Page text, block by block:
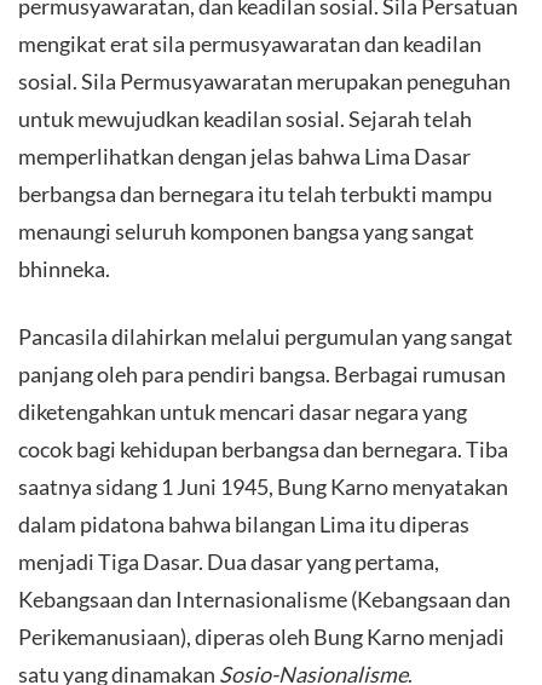
permusyawaratan, dan keadilan sosial. Sila Persatuan
mengikat erat sila permusyawaratan dan keadilan
sosial. Sila Permusyawaratan merupakan peneguhan
untuk mewujudkan keadilan sosial. Sejarah telah
memperlihatkan dengan jelas bahwa Lima Dasar
berbangsa dan bernegara itu telah terbukti mampu
menaungi seluruh komponen bangsa yang sangat
bhinneka.
​Pancasila dilahirkan melalui pergumulan yang sangat
panjang oleh para pendiri bangsa. Berbagai rumusan
diketengahkan untuk mencari dasar negara yang
cocok bagi kehidupan berbangsa dan bernegara. Tiba
saatnya sidang 1 Juni 1945, Bung Karno menyatakan
dalam pidatona bahwa bilangan Lima itu diperas
menjadi Tiga Dasar. Dua dasar yang pertama,
Kebangsaan dan Internasionalisme (Kebangsaan dan
Perikemanusiaan), diperas oleh Bung Karno menjadi
satu yang dinamakan Sosio-Nasionalisme.